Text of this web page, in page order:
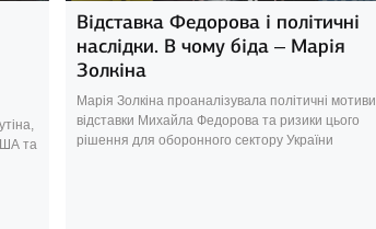
та
Відставка Федорова і політичні
наслідки. В чому біда – Марія
Золкіна
Марія Золкіна проаналізувала політичні мотиви
відставки Михайла Федорова та ризики цього
рішення для оборонного сектору України